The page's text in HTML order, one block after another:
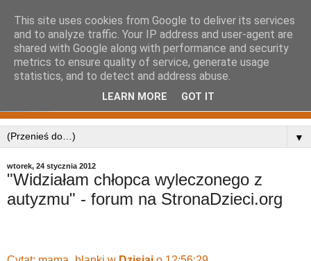
▼
wtorek, 24 stycznia 2012
"Widziałam chłopca wyleczonego z
autyzmu" - forum na StronaDzieci.org
This site uses cookies from Google to deliver its services
and to analyze traffic. Your IP address and user-agent are
shared with Google along with performance and security
metrics to ensure quality of service, generate usage
statistics, and to detect and address abuse.
LEARN MORE GOT IT